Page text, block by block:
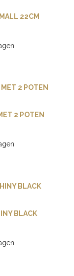
22CM
2 POTEN
BLACK